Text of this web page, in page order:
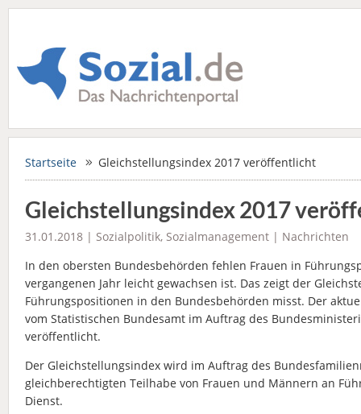
Startseite Gleichstellungsindex 2017 veröffentlicht
Gleichstellungsindex 2017
31.01.2018 | Sozialpolitik, Sozialmanagement | Nachrichten
In den obersten Bundesbehörden fehlen Frauen in
vergangenen Jahr leicht gewachsen ist. Das zeigt der
Führungspositionen in den Bundesbehörden misst. Der
vom Statistischen Bundesamt im Auftrag des
veröffentlicht.
Der Gleichstellungsindex wird im Auftrag des
gleichberechtigten Teilhabe von Frauen und Männern an
Dienst.